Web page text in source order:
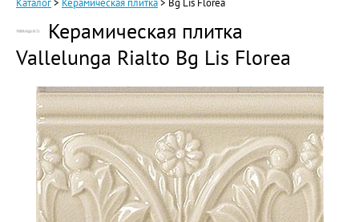
Каталог> Керамическая плитка> Bg Lis Florea
Керамическая плитка
Vallelunga Rialto Bg Lis Florea